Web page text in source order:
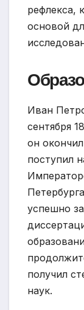
рефлекса,
основой
Иван
сентября
он
поступил
успешно
получил
наук.